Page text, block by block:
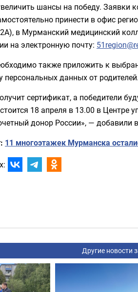
шансы на победу. Заявки
принести в офис
в Мурманский медицинский
на электронную почту:
также приложить к
персональных данных от родителей.
сертификат, а победители
18 апреля в 13.00 в Центре
донор России», — добавили
11 многоэтажек Мурманска
Другие новости